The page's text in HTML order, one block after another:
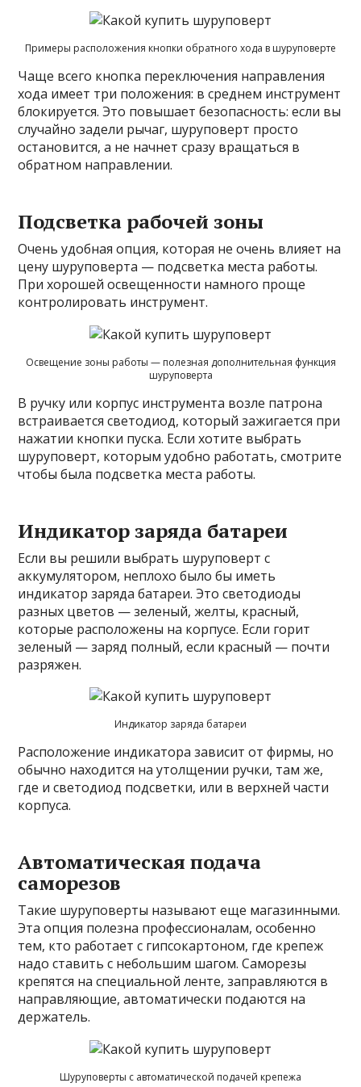
Примеры расположения кнопки обратного хода в шуруповерте
Чаще всего кнопка переключения направления
хода имеет три положения: в среднем инструмент
блокируется. Это повышает безопасность: если вы
случайно задели рычаг, шуруповерт просто
остановится, а не начнет сразу вращаться в
обратном направлении.
Подсветка рабочей зоны
Очень удобная опция, которая не очень влияет на
цену шуруповерта — подсветка места работы.
При хорошей освещенности намного проще
контролировать инструмент.
Освещение зоны работы — полезная дополнительная функция
шуруповерта
В ручку или корпус инструмента возле патрона
встраивается светодиод, который зажигается при
нажатии кнопки пуска. Если хотите выбрать
шуруповерт, которым удобно работать, смотрите
чтобы была подсветка места работы.
Индикатор заряда батареи
Если вы решили выбрать шуруповерт с
аккумулятором, неплохо было бы иметь
индикатор заряда батареи. Это светодиоды
разных цветов — зеленый, желты, красный,
которые расположены на корпусе. Если горит
зеленый — заряд полный, если красный — почти
разряжен.
Индикатор заряда батареи
Расположение индикатора зависит от фирмы, но
обычно находится на утолщении ручки, там же,
где и светодиод подсветки, или в верхней части
корпуса.
Автоматическая подача
саморезов
Такие шуруповерты называют еще магазинными.
Эта опция полезна профессионалам, особенно
тем, кто работает с гипсокартоном, где крепеж
надо ставить с небольшим шагом. Саморезы
крепятся на специальной ленте, заправляются в
направляющие, автоматически подаются на
держатель.
Шуруповерты с автоматической подачей крепежа